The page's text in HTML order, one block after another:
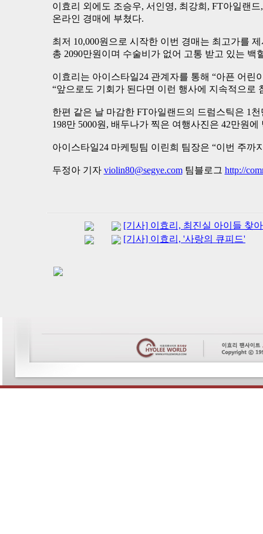
이효리 외에도 조승우, 서인영, 최강희, FT아일랜
온라인 경매에 부쳤다.
최저 10,000원으로 시작한 이번 경매는 최고가를
총 2090만원이며 수술비가 없어 고통 받고 있는
이효리는 아이스타일24 관계자를 통해 “아픈 어
“앞으로도 기회가 된다면 이런 행사에 지속적으로
한편 같은 날 마감한 FT아일랜드의 드럼스틱은 1
198만 5000원, 배두나가 찍은 여행사진은 42만원에
아이스타일24 마케팅팀 이린희 팀장은 “이번 주
두정아 기자 violin80@segye.com팀블로그 http://
[기사] 이효리, 최진실 아이들 찾
[기사] 이효리, '사랑의 큐피드'